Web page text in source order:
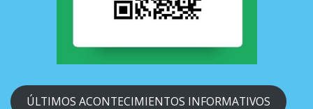
ÚLTIMOS ACONTECIMIENTOS INFORMATIVOS